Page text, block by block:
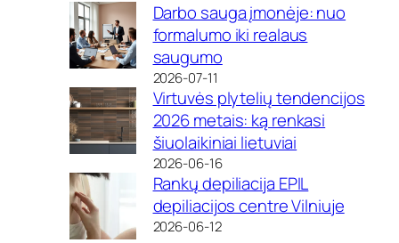
Darbo sauga įmonėje: nuo
formalumo iki realaus
saugumo
2026-07-11
Virtuvės plytelių tendencijos
2026 metais: ką renkasi
šiuolaikiniai lietuviai
2026-06-16
Rankų depiliacija EPIL
depiliacijos centre Vilniuje
2026-06-12